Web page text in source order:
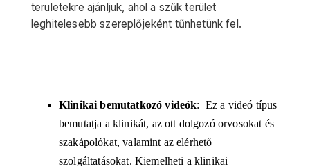
területekre ajánljuk, ahol a szűk terület
leghitelesebb szereplőjeként tűnhetünk fel.
Klinikai bemutatkozó videók: Ez a videó típus
bemutatja a klinikát, az ott dolgozó orvosokat és
szakápolókat, valamint az elérhető
szolgáltatásokat. Kiemelheti a klinikai